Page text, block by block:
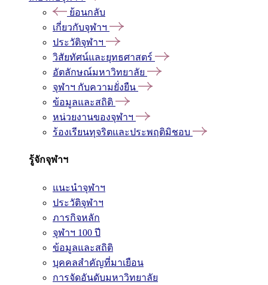
ย้อนกลับ
เกี่ยวกับจุฬาฯ
ประวัติจุฬาฯ
วิสัยทัศน์และยุทธศาสตร์
อัตลักษณ์มหาวิทยาลัย
จุฬาฯ กับความยั่งยืน
ข้อมูลและสถิติ
หน่วยงานของจุฬาฯ
ร้องเรียนทุจริตและประพฤติมิชอบ
รู้จักจุฬาฯ
แนะนำจุฬาฯ
ประวัติจุฬาฯ
ภารกิจหลัก
จุฬาฯ 100 ปี
ข้อมูลและสถิติ
บุคคลสำคัญที่มาเยือน
การจัดอันดับมหาวิทยาลัย